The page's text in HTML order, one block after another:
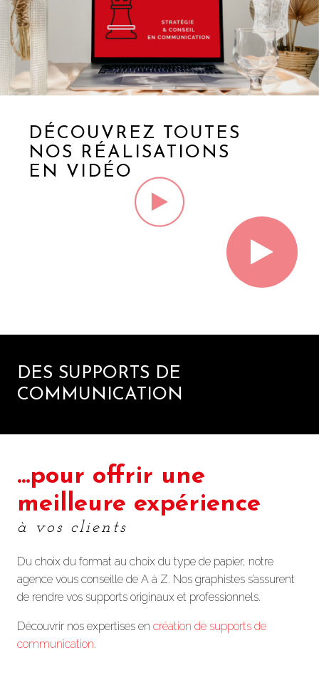
DÉCOUVREZ TOUTES
NOS RÉALISATIONS
EN VIDÉO
DES SUPPORTS DE
COMMUNICATION
...pour offrir une
meilleure expérience
à vos clients
Du choix du format au choix du type de papier, notre
agence vous conseille de A à Z. Nos graphistes s’assurent
de rendre vos supports originaux et professionnels.
Découvrir nos expertises en création de supports de
communication.